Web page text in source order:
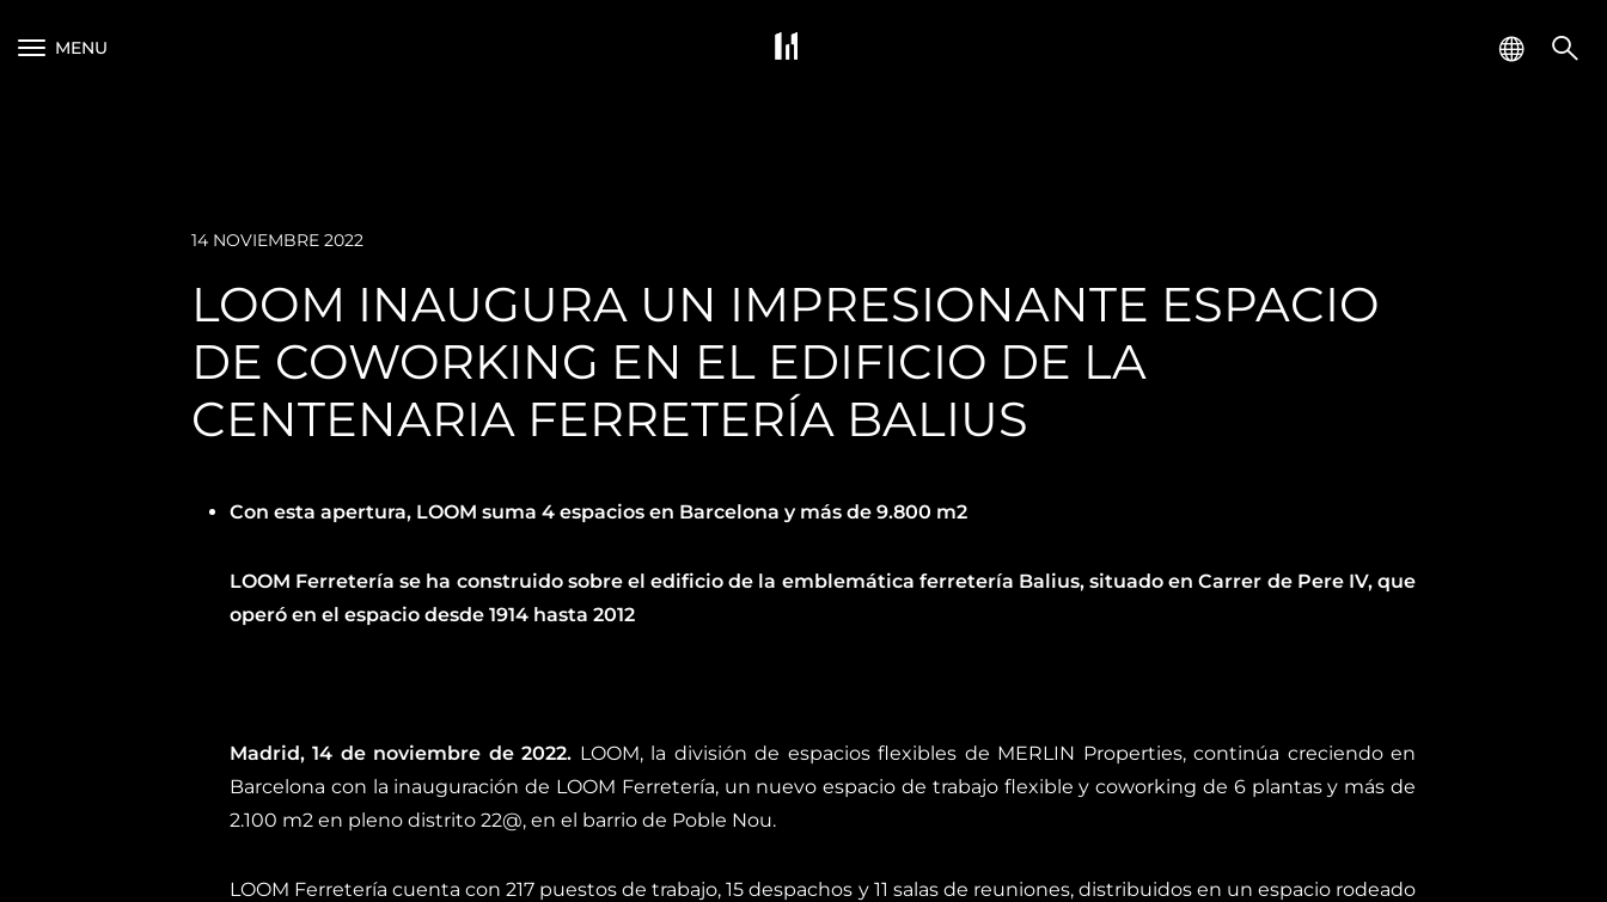
MENU
14 NOVIEMBRE 2022
LOOM INAUGURA UN IMPRESIONANTE ESPACIO
DE COWORKING EN EL EDIFICIO DE LA
CENTENARIA FERRETERÍA BALIUS
Con esta apertura, LOOM suma 4 espacios en Barcelona y más de 9.800 m2
LOOM Ferretería se ha construido sobre el edificio de la emblemática ferretería Balius, situado en Carrer de Pere IV, que
operó en el espacio desde 1914 hasta 2012
Madrid, 14 de noviembre de 2022. LOOM, la división de espacios flexibles de MERLIN Properties, continúa creciendo en
Barcelona con la inauguración de LOOM Ferretería, un nuevo espacio de trabajo flexible y coworking de 6 plantas y más de
2.100 m2 en pleno distrito 22@, en el barrio de Poble Nou.
LOOM Ferretería cuenta con 217 puestos de trabajo, 15 despachos y 11 salas de reuniones, distribuidos en un espacio rodeado